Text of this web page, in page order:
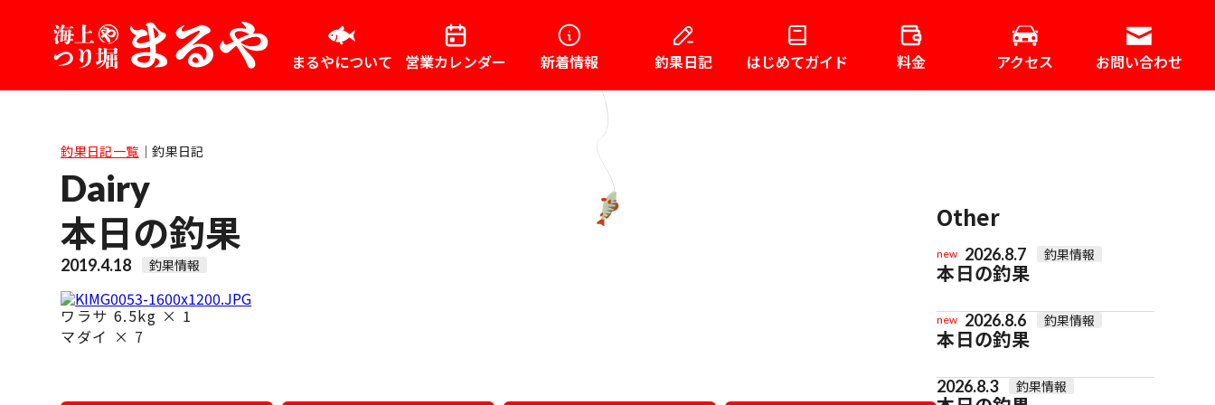
まるやについて 営業カレンダー 新着情報 釣果日記 はじめてガイド 料金 アクセス お問い合わせ
釣果日記一覧 ｜釣果日記
Dairy
本日の釣果
2019.4.18 釣果情報
ワラサ 6.5kg × 1
マダイ × 7
Other
new 2026.8.7 釣果情報
本日の釣果
new 2026.8.6 釣果情報
本日の釣果
2026.8.3 釣果情報